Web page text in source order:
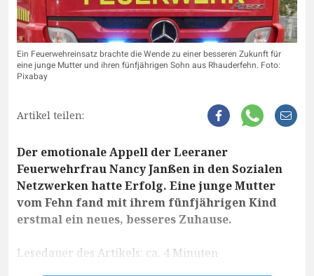
Ein Feuerwehreinsatz brachte die Wende zu einer besseren Zukunft für
eine junge Mutter und ihren fünfjährigen Sohn aus Rhauderfehn. Foto:
Pixabay
Artikel teilen:
Der emotionale Appell der Leeraner
Feuerwehrfrau Nancy Janßen in den Sozialen
Netzwerken hatte Erfolg. Eine junge Mutter
vom Fehn fand mit ihrem fünfjährigen Kind
erstmal ein neues, besseres Zuhause.
Lesedauer des Artikels: ca. 4 Minuten